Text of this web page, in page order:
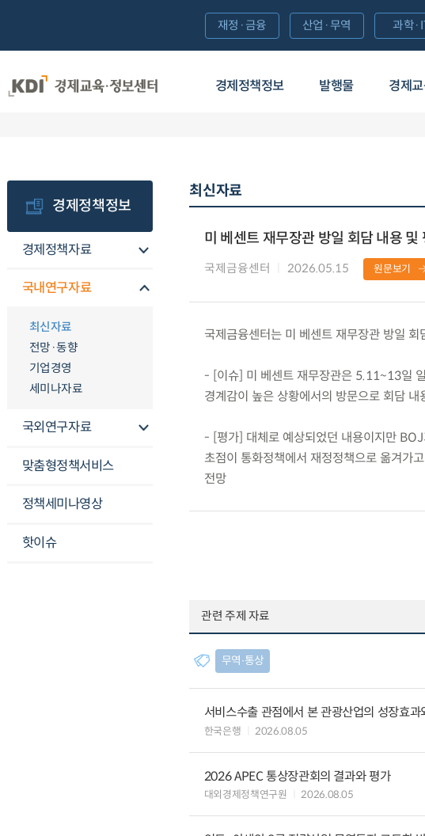
경제정책정보 발행물 경제
재정·금융 산업·무역 과학
경제정책정보
경제정책자료
국내연구자료
최신자료
전망·동향
기업경영
세미나자료
국외연구자료
맞춤형정책서비스
정책세미나영상
핫이슈
최신자료
미 베센트 재무장관 방일 회담 내용 및
국제금융센터 2026.05.15 원문보기
국제금융센터는 미 베센트 재무장관 방일
- [이슈] 미 베센트 재무장관은 5.11~13일
경계감이 높은 상황에서의 방문으로 회담 내
- [평가] 대체로 예상되었던 내용이지만
초점이 통화정책에서 재정정책으로 옮겨가
전망
관련 주제 자료
무역∙통상
서비스수출 관점에서 본 관광산업의 성장효과
한국은행 2026.08.05
2026 APEC 통상장관회의 결과와 평가
대외경제정책연구원 2026.08.05